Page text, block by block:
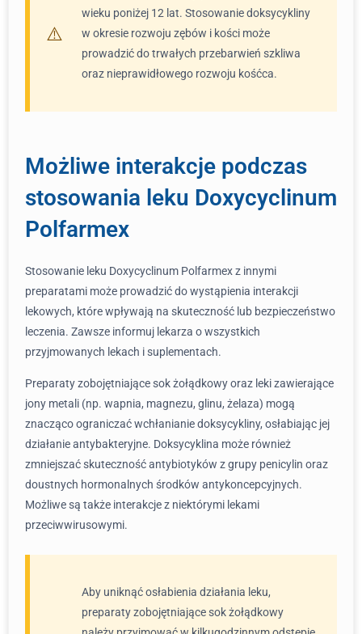
wieku poniżej 12 lat. Stosowanie doksycykliny
w okresie rozwoju zębów i kości może
prowadzić do trwałych przebarwień szkliwa
oraz nieprawidłowego rozwoju kośćca.
Możliwe interakcje podczas
stosowania leku Doxycyclinum
Polfarmex
Stosowanie leku Doxycyclinum Polfarmex z innymi
preparatami może prowadzić do wystąpienia interakcji
lekowych, które wpływają na skuteczność lub bezpieczeństwo
leczenia. Zawsze informuj lekarza o wszystkich
przyjmowanych lekach i suplementach.
Preparaty zobojętniające sok żołądkowy oraz leki zawierające
jony metali (np. wapnia, magnezu, glinu, żelaza) mogą
znacząco ograniczać wchłanianie doksycykliny, osłabiając jej
działanie antybakteryjne. Doksycyklina może również
zmniejszać skuteczność antybiotyków z grupy penicylin oraz
doustnych hormonalnych środków antykoncepcyjnych.
Możliwe są także interakcje z niektórymi lekami
przeciwwirusowymi.
Aby uniknąć osłabienia działania leku,
preparaty zobojętniające sok żołądkowy